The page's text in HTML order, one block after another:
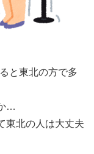
と東北の方で多
…
東北の人は大丈夫